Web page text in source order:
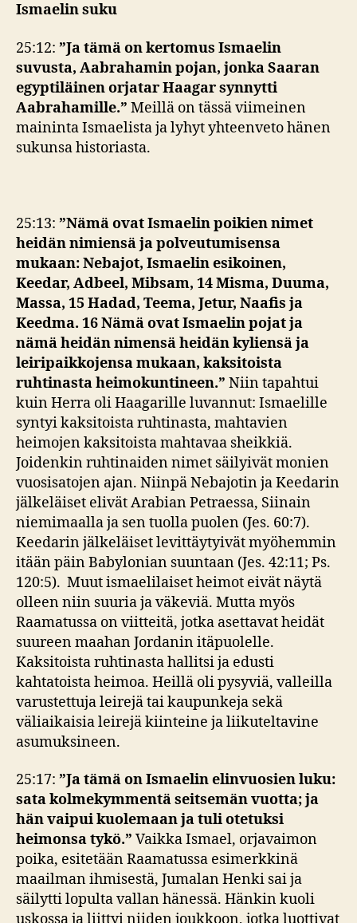
Ismaelin suku
25:12: ”Ja tämä on kertomus Ismaelin
suvusta, Aabrahamin pojan, jonka Saaran
egyptiläinen orjatar Haagar synnytti
Aabrahamille.” Meillä on tässä viimeinen
maininta Ismaelista ja lyhyt yhteenveto hänen
sukunsa historiasta.
25:13: ”Nämä ovat Ismaelin poikien nimet
heidän nimiensä ja polveutumisensa
mukaan: Nebajot, Ismaelin esikoinen,
Keedar, Adbeel, Mibsam, 14 Misma, Duuma,
Massa, 15 Hadad, Teema, Jetur, Naafis ja
Keedma. 16 Nämä ovat Ismaelin pojat ja
nämä heidän nimensä heidän kyliensä ja
leiripaikkojensa mukaan, kaksitoista
ruhtinasta heimokuntineen.” Niin tapahtui
kuin Herra oli Haagarille luvannut: Ismaelille
syntyi kaksitoista ruhtinasta, mahtavien
heimojen kaksitoista mahtavaa sheikkiä.
Joidenkin ruhtinaiden nimet säilyivät monien
vuosisatojen ajan. Niinpä Nebajotin ja Keedarin
jälkeläiset elivät Arabian Petraessa, Siinain
niemimaalla ja sen tuolla puolen (Jes. 60:7).
Keedarin jälkeläiset levittäytyivät myöhemmin
itään päin Babylonian suuntaan (Jes. 42:11; Ps.
120:5). Muut ismaelilaiset heimot eivät näytä
olleen niin suuria ja väkeviä. Mutta myös
Raamatussa on viitteitä, jotka asettavat heidät
suureen maahan Jordanin itäpuolelle.
Kaksitoista ruhtinasta hallitsi ja edusti
kahtatoista heimoa. Heillä oli pysyviä, valleilla
varustettuja leirejä tai kaupunkeja sekä
väliaikaisia leirejä kiinteine ja liikuteltavine
asumuksineen.
25:17: ”Ja tämä on Ismaelin elinvuosien luku:
sata kolmekymmentä seitsemän vuotta; ja
hän vaipui kuolemaan ja tuli otetuksi
heimonsa tykö.” Vaikka Ismael, orjavaimon
poika, esitetään Raamatussa esimerkkinä
maailman ihmisestä, Jumalan Henki sai ja
säilytti lopulta vallan hänessä. Hänkin kuoli